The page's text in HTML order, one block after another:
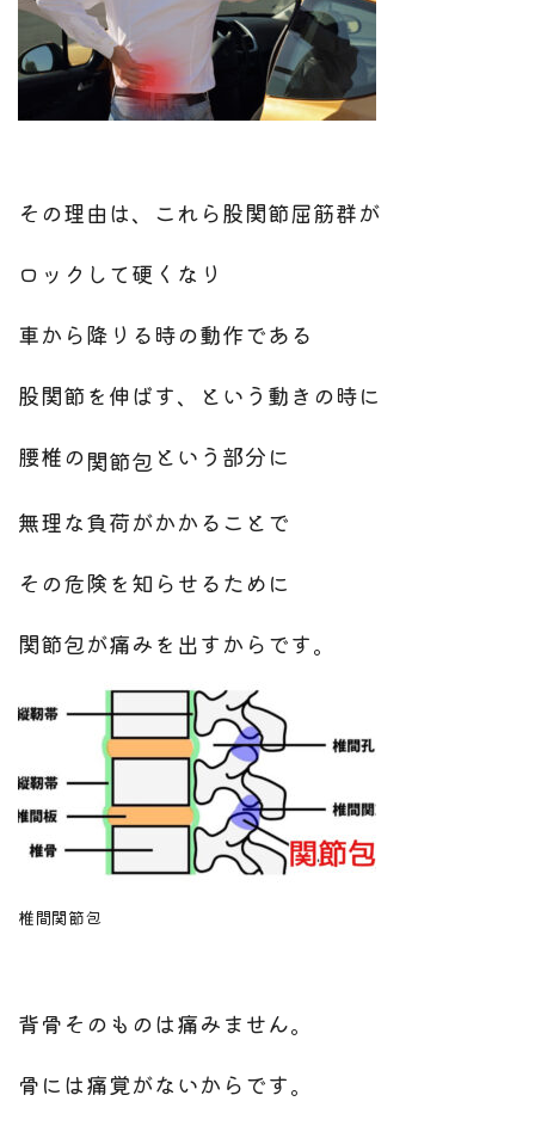
その理由は、これら股関節屈筋群が
ロックして硬くなり
車から降りる時の動作である
股関節を伸ばす、という動きの時に
腰椎の関節包という部分に
無理な負荷がかかることで
その危険を知らせるために
関節包が痛みを出すからです。
椎間関節包
背骨そのものは痛みません。
骨には痛覚がないからです。